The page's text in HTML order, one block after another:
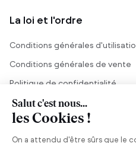
La loi et l'ordre
Conditions générales
Conditions générales de vente
Politique de confidentialité
Mentions légales